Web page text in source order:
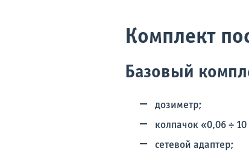
Комплект
Базовый
дозиметр;
колпачок «0,06 ÷
сетевой адаптер;